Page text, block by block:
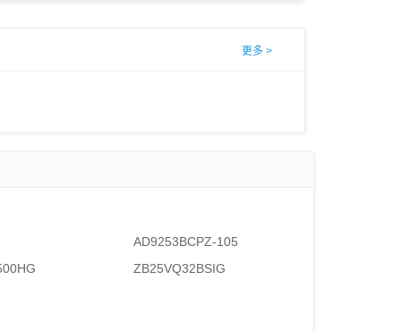
更多 >
AD9253BCPZ-105
ZB25VQ32BSIG